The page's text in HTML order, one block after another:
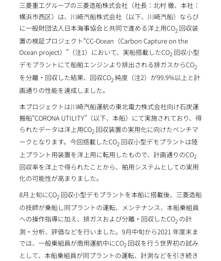
三菱重工グループの三菱造船株式会社（社長：北村 徹、本社：
横浜市西区）は、川崎汽船株式会社（以下、川崎汽船）ならび
に一般財団法人日本海事協会と共同で進める洋上用CO2 回収装
置の検証プロジェクト“CC-Ocean（Carbon Capture on the
Ocean project）”（注1）において、実船搭載したCO2 回収小型
デモプラントにて船舶エンジンより排出される排ガスからCO2
を分離・回収した結果、回収CO2 純度（注2）が99.9%以上と計
画通りの性能を達成しました。
本プロジェクトは川崎汽船運航の東北電力株式会社向け石炭運
搬船“CORONA UTILITY”（以下、本船）にて実施されており、得
られたデータは洋上用CO2 回収装置の実用化に向けたベンチマ
ークとなります。今回搭載したCO2 回収小型デモプラントは陸
上プラント用装置を洋上用に転用したもので、計画通りのCO2
回収率を洋上で得られたことから、舶用システムとしての実用
化の可能性が高まりました。
8月上旬にCO2 回収小型デモプラントを本船に搭載後、三菱造船
の技師が乗船し同プラントの運転、メンテナンス、本船乗組員
への操作指導に加え、排ガスおよび分離・回収したCO2 の計
測・分析、評価などを行いました。9月中旬から2021 年度末ま
では、一般乗組員が商用運航中にCO2 回収を行う世界初の試み
として、本船乗組員が同プラントの運転、計測などを引き続き